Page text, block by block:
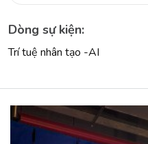
Dòng sự kiện:
Trí tuệ nhân tạo -AI